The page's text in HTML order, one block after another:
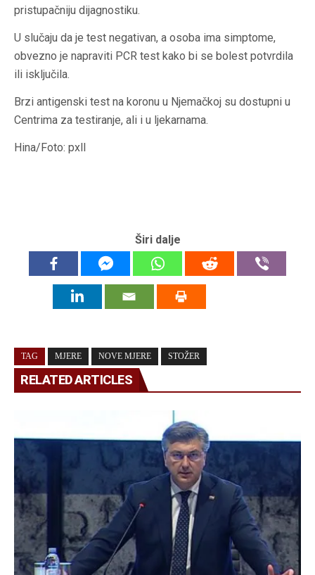
pristupačniju dijagnostiku.
U slučaju da je test negativan, a osoba ima simptome,
obvezno je napraviti PCR test kako bi se bolest potvrdila
ili isključila.
Brzi antigenski test na koronu u Njemačkoj su dostupni u
Centrima za testiranje, ali i u ljekarnama.
Hina/Foto: pxll
Širi dalje
TAG MJERE NOVE MJERE STOŽER
RELATED ARTICLES